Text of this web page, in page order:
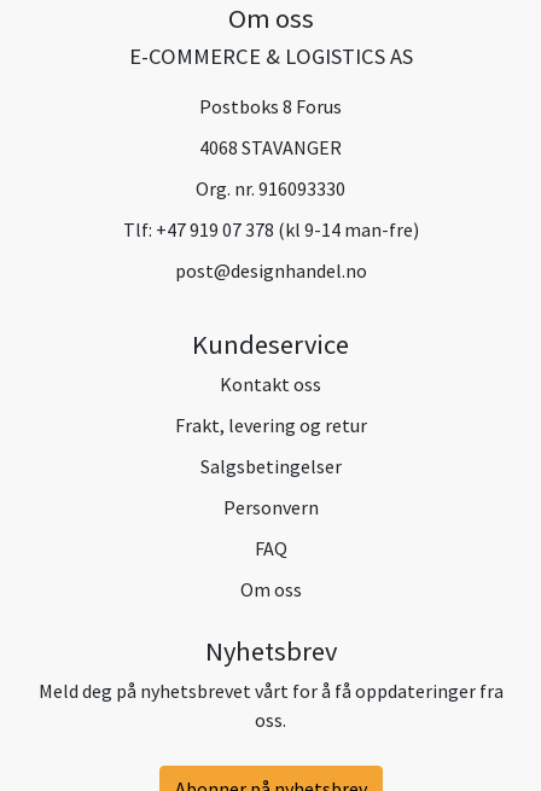
Om oss
E-COMMERCE & LOGISTICS AS
Postboks 8 Forus
4068 STAVANGER
Org. nr. 916093330
Tlf: +47 919 07 378 (kl 9-14 man-fre)
post@designhandel.no
Kundeservice
Kontakt oss
Frakt, levering og retur
Salgsbetingelser
Personvern
FAQ
Om oss
Nyhetsbrev
Meld deg på nyhetsbrevet vårt for å få oppdateringer fra
oss.